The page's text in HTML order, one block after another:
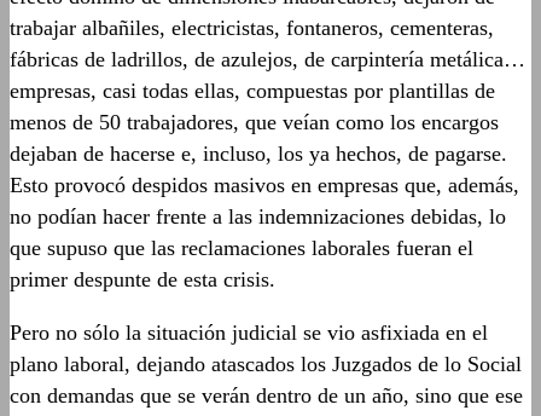
trabajar albañiles, electricistas, fontaneros, cementeras,
fábricas de ladrillos, de azulejos, de carpintería metálica…
empresas, casi todas ellas, compuestas por plantillas de
menos de 50 trabajadores, que veían como los encargos
dejaban de hacerse e, incluso, los ya hechos, de pagarse.
Esto provocó despidos masivos en empresas que, además,
no podían hacer frente a las indemnizaciones debidas, lo
que supuso que las reclamaciones laborales fueran el
primer despunte de esta crisis.
Pero no sólo la situación judicial se vio asfixiada en el
plano laboral, dejando atascados los Juzgados de lo Social
con demandas que se verán dentro de un año, sino que ese